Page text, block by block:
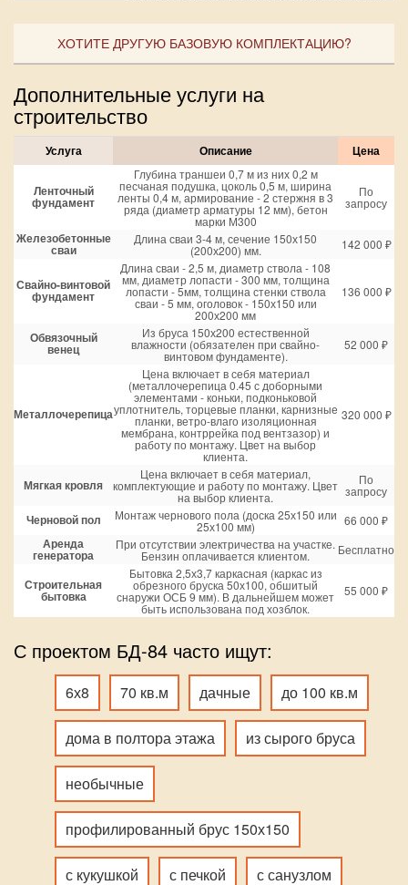
ХОТИТЕ ДРУГУЮ БАЗОВУЮ КОМПЛЕКТАЦИЮ?
Дополнительные услуги на
строительство
Услуга Описание Цена
Ленточный
фундамент
Глубина траншеи 0,7 м из них 0,2 м
песчаная подушка, цоколь 0,5 м, ширина
ленты 0,4 м, армирование - 2 стержня в 3
ряда (диаметр арматуры 12 мм), бетон
марки М300
По
запросу
Железобетонные
сваи
Длина сваи 3-4 м, сечение 150х150
(200х200) мм. 142 000 ₽
Свайно-винтовой
фундамент
Длина сваи - 2,5 м, диаметр ствола - 108
мм, диаметр лопасти - 300 мм, толщина
лопасти - 5мм, толщина стенки ствола
сваи - 5 мм, оголовок - 150х150 или
200х200 мм
136 000 ₽
Обвязочный
венец
Из бруса 150х200 естественной
влажности (обязателен при свайно-
винтовом фундаменте).
52 000 ₽
Металлочерепица
Цена включает в себя материал
(металлочерепица 0.45 с доборными
элементами - коньки, подконьковой
уплотнитель, торцевые планки, карнизные
планки, ветро-влаго изоляционная
мембрана, контррейка под вентзазор) и
работу по монтажу. Цвет на выбор
клиента.
320 000 ₽
Мягкая кровля
Цена включает в себя материал,
комплектующие и работу по монтажу. Цвет
на выбор клиента.
По
запросу
Черновой пол Монтаж чернового пола (доска 25х150 или
25х100 мм) 66 000 ₽
Аренда
генератора
При отсутствии электричества на участке.
Бензин оплачивается клиентом. Бесплатно
Строительная
бытовка
Бытовка 2,5х3,7 каркасная (каркас из
обрезного бруска 50х100, обшитый
снаружи ОСБ 9 мм). В дальнейшем может
быть использована под хозблок.
55 000 ₽
С проектом БД-84 часто ищут:
6х8 70 кв.м дачные до 100 кв.м
дома в полтора этажа из сырого бруса
необычные
профилированный брус 150х150
с кукушкой с печкой с санузлом